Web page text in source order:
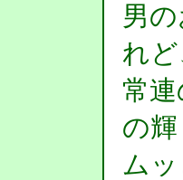
男
れ
常
の
ムッ